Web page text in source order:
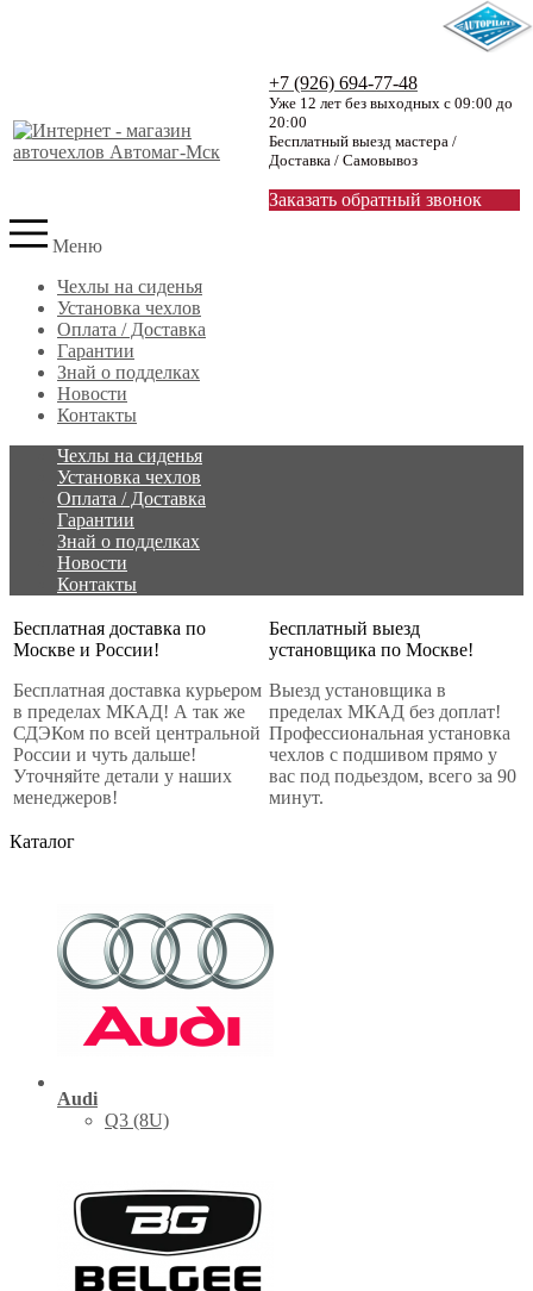
+7 (926) 694-77-48
Уже 12 лет без выходных с 09:00 до
20:00
Бесплатный выезд мастера /
Доставка / Самовывоз
Заказать обратный звонок
Меню
Чехлы на сиденья
Установка чехлов
Оплата / Доставка
Гарантии
Знай о подделках
Новости
Контакты
Чехлы на сиденья
Установка чехлов
Оплата / Доставка
Гарантии
Знай о подделках
Новости
Контакты
Бесплатная доставка по
Москве и России!
Бесплатная доставка курьером
в пределах МКАД! А так же
СДЭКом по всей центральной
России и чуть дальше!
Уточняйте детали у наших
менеджеров!
Бесплатный выезд
установщика по Москве!
Выезд установщика в
пределах МКАД без доплат!
Профессиональная установка
чехлов с подшивом прямо у
вас под подьездом, всего за 90
минут.
Каталог
Audi
Q3 (8U)